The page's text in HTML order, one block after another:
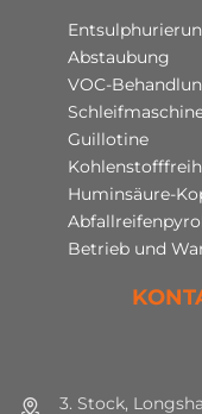
Abstaubung
VOC-
Guillotine
Huminsäure-
Betrieb und
3. Stock,